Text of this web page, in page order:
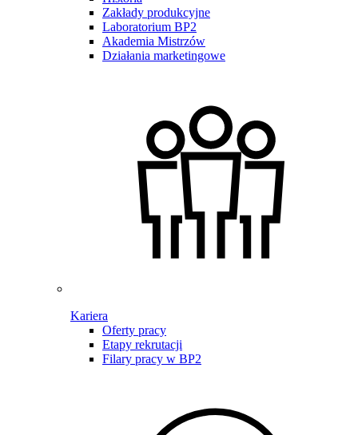
Zakłady produkcyjne
Laboratorium BP2
Akademia Mistrzów
Działania marketingowe
Kariera
Oferty pracy
Etapy rekrutacji
Filary pracy w BP2